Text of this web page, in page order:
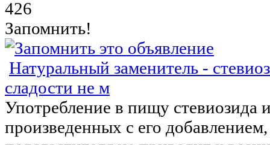
426
Запомнить!
Натуральный заменитель -
сладости не м
Употребление в пищу стевиозида
произведенных с его добавлением,